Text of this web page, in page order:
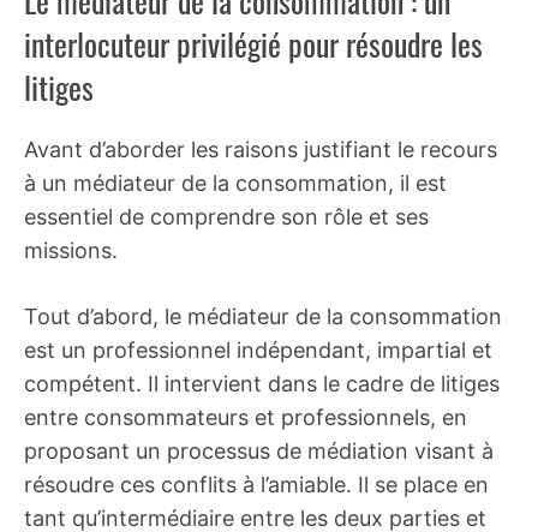
interlocuteur privilégié pour résoudre les
litiges
Avant d’aborder les raisons justifiant le recours
à un médiateur de la consommation, il est
essentiel de comprendre son rôle et ses
missions.
Tout d’abord, le médiateur de la consommation
est un professionnel indépendant, impartial et
compétent. Il intervient dans le cadre de litiges
entre consommateurs et professionnels, en
proposant un processus de médiation visant à
résoudre ces conflits à l’amiable. Il se place en
tant qu’intermédiaire entre les deux parties et